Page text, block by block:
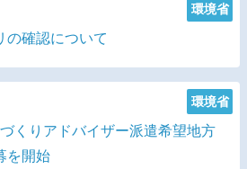
の確認について